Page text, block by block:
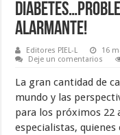
alarmante!
Editores PIEL-L 16
Deje un comentarios
La gran cantidad de
mundo y las
para los próximos 22
especialistas,